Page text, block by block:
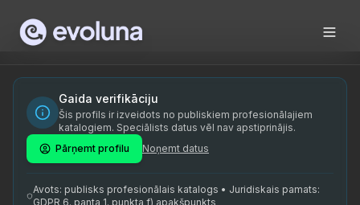
Linda Luhse is a certified life coach based in Estonia,
Linda Luhse on sertifitseeritud elucoach, kes tegutseb
elucoach Eestis, sertifitseeritud elucoach, ESCÜ coach,
Gaida verifikāciju
Šis profils ir izveidots no publiskiem profesionālajiem
katalogiem. Speciālists datus vēl nav apstiprinājis.
Pārņemt profilu
Noņemt datus
Avots: publisks profesionālais katalogs • Juridiskais pamats:
GDPR 6. panta 1. punkta f) apakšpunkts